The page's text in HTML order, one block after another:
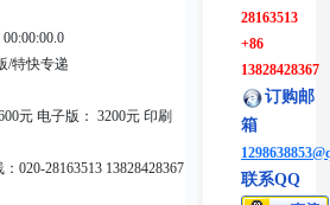
/特快专递
元 电子版： 3200元 印刷
020-28163513 13828428367
28163513
+86
13828428367
订购邮
箱
联系QQ